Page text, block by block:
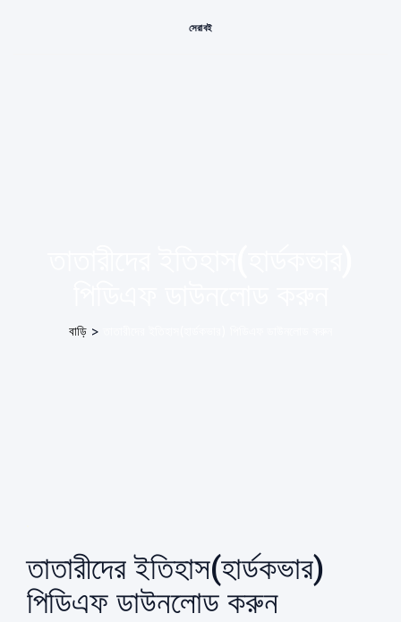
সেরা বই
বাড়ি >
তাতারীদের ইতিহাস(হার্ডকভার)
পিডিএফ ডাউনলোড করুন